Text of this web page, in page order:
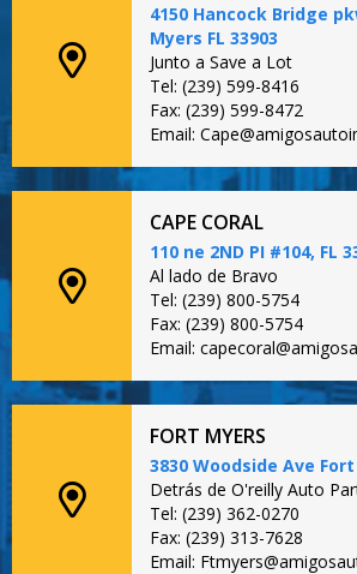
4150 Hancock Bridge
Myers FL 33903
Junto a Save a Lot
Tel: (239) 599-8416
Fax: (239) 599-8472
Email:
CAPE CORAL
110 ne 2ND PI #104, FL
Al lado de Bravo
Tel: (239) 800-5754
Fax: (239) 800-5754
Email:
FORT MYERS
3830 Woodside Ave
Detrás de O'reilly Auto
Tel: (239) 362-0270
Fax: (239) 313-7628
Email: